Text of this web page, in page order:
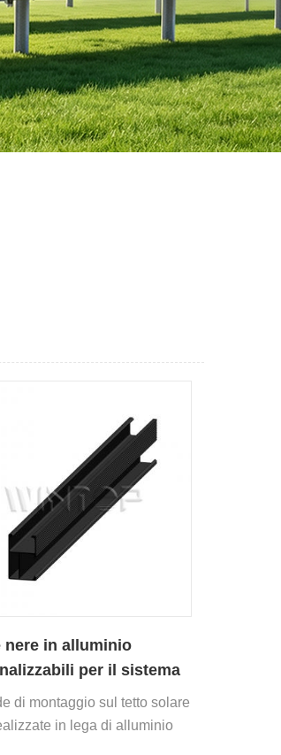
nere in alluminio
per il sistema
su tetto solare
di montaggio sul tetto solare
in lega di alluminio